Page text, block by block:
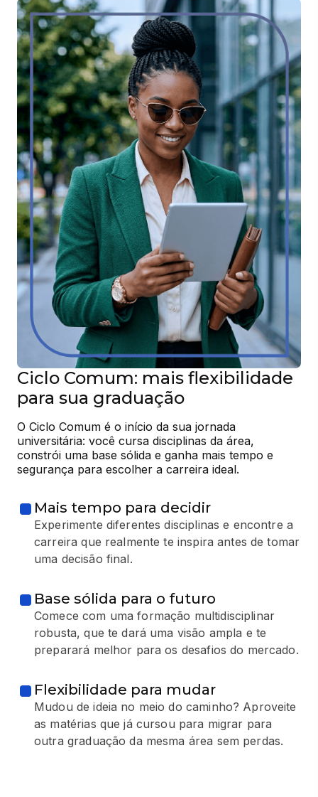
Ciclo Comum: mais flexibilidade
para sua graduação
O Ciclo Comum é o início da sua jornada
universitária: você cursa disciplinas da área,
constrói uma base sólida e ganha mais tempo e
segurança para escolher a carreira ideal.
Mais tempo para decidir
Experimente diferentes disciplinas e encontre a
carreira que realmente te inspira antes de tomar
uma decisão final.
Base sólida para o futuro
Comece com uma formação multidisciplinar
robusta, que te dará uma visão ampla e te
preparará melhor para os desafios do mercado.
Flexibilidade para mudar
Mudou de ideia no meio do caminho? Aproveite
as matérias que já cursou para migrar para
outra graduação da mesma área sem perdas.